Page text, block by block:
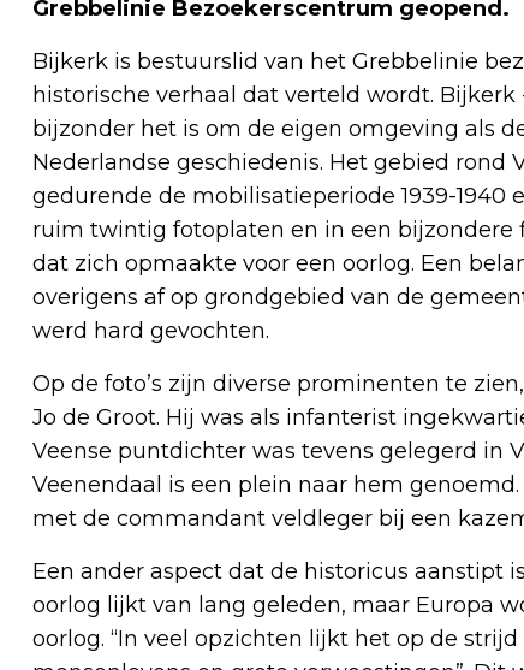
Grebbelinie Bezoekerscentrum geopend.
Bijkerk is bestuurslid van het Grebbelinie
historische verhaal dat verteld wordt.
bijzonder het is om de eigen omgeving als
Nederlandse geschiedenis. Het gebied rond
gedurende de mobilisatieperiode 1939-
ruim twintig fotoplaten en in een
dat zich opmaakte voor een oorlog. Een
overigens af op grondgebied van de
werd hard gevochten.
Op de foto’s zijn diverse prominenten te
Jo de Groot. Hij was als infanterist
Veense puntdichter was tevens gelegerd in
Veenendaal is een plein naar hem
met de commandant veldleger bij een
Een ander aspect dat de historicus aanstipt
oorlog lijkt van lang geleden, maar Europa
oorlog. “In veel opzichten lijkt het op de